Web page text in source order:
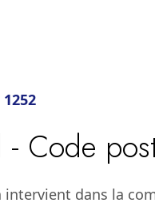
Code
intervient dans la